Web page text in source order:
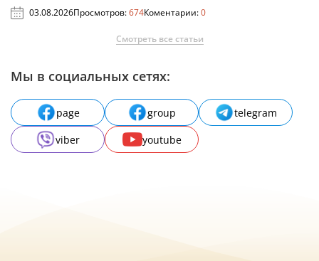
03.08.2026Просмотров:674Коментарии:0
Смотреть все статьи
Мы в социальных сетях:
page group
telegram
viber
youtube